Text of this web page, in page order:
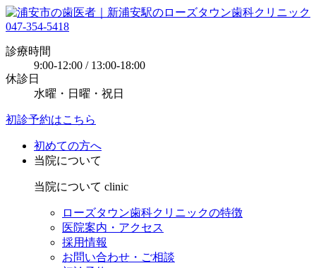
047-354-5418
診療時間
9:00-12:00 / 13:00-18:00
休診日
水曜・日曜・祝日
初診予約はこちら
初めての方へ
当院について
当院について clinic
ローズタウン歯科クリニックの特徴
医院案内・アクセス
採用情報
お問い合わせ・ご相談